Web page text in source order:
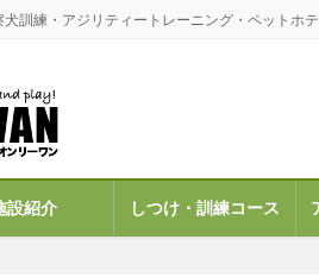
訓練・アジリティートレーニング・ペットホ
設紹介 しつけ・訓練コース